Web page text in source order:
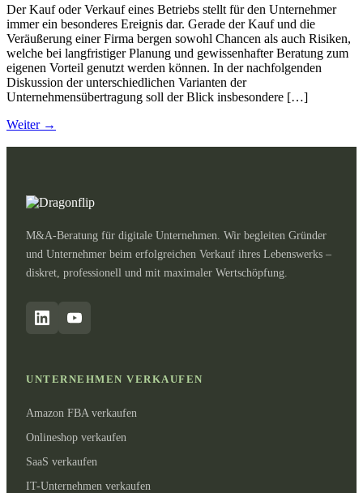
Der Kauf oder Verkauf eines Betriebs stellt für den Unternehmer
immer ein besonderes Ereignis dar. Gerade der Kauf und die
Veräußerung einer Firma bergen sowohl Chancen als auch Risiken,
welche bei langfristiger Planung und gewissenhafter Beratung zum
eigenen Vorteil genutzt werden können. In der nachfolgenden
Diskussion der unterschiedlichen Varianten der
Unternehmensübertragung soll der Blick insbesondere […]
Weiter →
M&A-Beratung für digitale Unternehmen. Wir begleiten Gründer
und Unternehmer beim erfolgreichen Verkauf ihres Lebenswerks –
diskret, professionell und mit maximaler Wertschöpfung.
UNTERNEHMEN VERKAUFEN
Amazon FBA verkaufen
Onlineshop verkaufen
SaaS verkaufen
IT-Unternehmen verkaufen